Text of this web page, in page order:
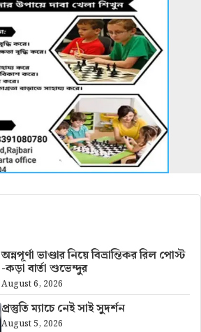
অন্নপূর্ণা ভাণ্ডার নিয়ে বিভ্রান্তিকর রিল পোস্ট
-কড়া বার্তা শুভেন্দুর
August 6, 2026
প্রস্তুতি ম্যাচে নেই সাই সুদর্শন
August 5, 2026